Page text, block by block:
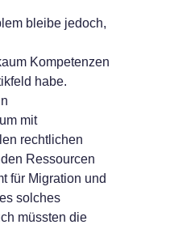
bleibe jedoch,
Kompetenzen
habe.
mit
rechtlichen
Ressourcen
für Migration und
solches
müssten die